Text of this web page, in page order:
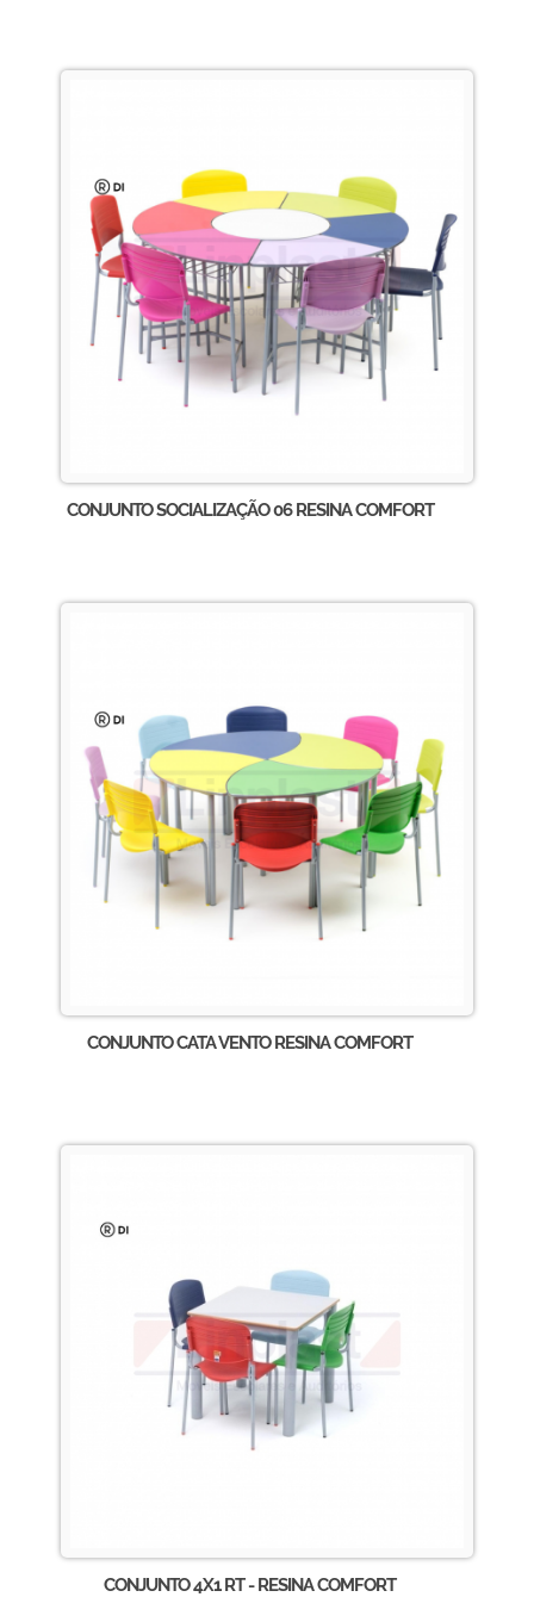
CONJUNTO SOCIALIZAÇÃO 06 RESINA COMFORT
CONJUNTO CATA VENTO RESINA COMFORT
CONJUNTO 4X1 RT - RESINA COMFORT